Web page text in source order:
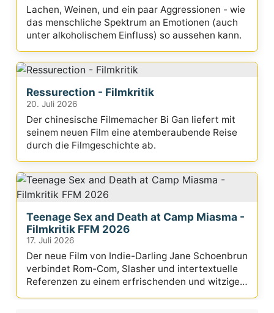
Lachen, Weinen, und ein paar Aggressionen - wie
das menschliche Spektrum an Emotionen (auch
unter alkoholischem Einfluss) so aussehen kann.
Ressurection - Filmkritik
20. Juli 2026
Der chinesische Filmemacher Bi Gan liefert mit
seinem neuen Film eine atemberaubende Reise
durch die Filmgeschichte ab.
Teenage Sex and Death at Camp Miasma -
Filmkritik FFM 2026
17. Juli 2026
Der neue Film von Indie-Darling Jane Schoenbrun
verbindet Rom-Com, Slasher und intertextuelle
Referenzen zu einem erfrischenden und witzigen